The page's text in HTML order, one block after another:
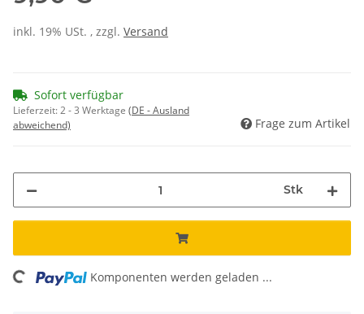
inkl. 19% USt. , zzgl. Versand
Sofort verfügbar
Lieferzeit:2 - 3 Werktage (DE - Ausland
abweichend)
Frage zum Artikel
Stk
Komponenten werden geladen ...